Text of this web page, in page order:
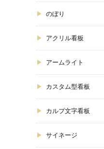
のぼり
アクリル看板
アームライト
カスタム型看板
カルプ文字看板
サイネージ